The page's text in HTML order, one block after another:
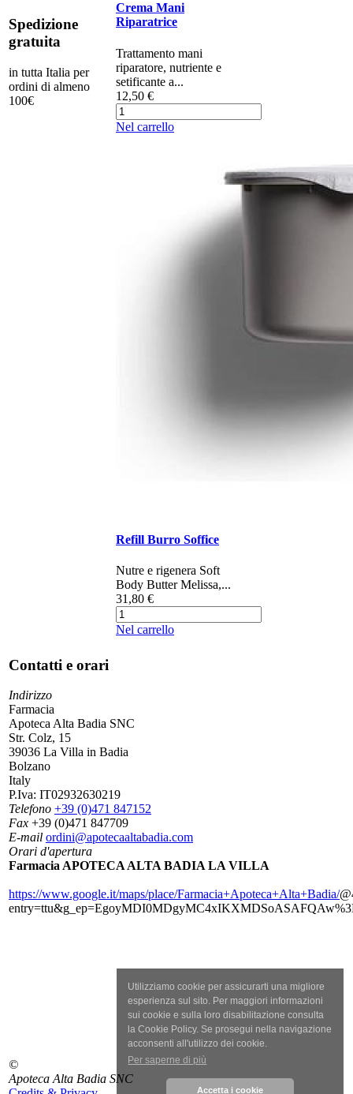
Utilizziamo cookie per assicurarti una migliore
esperienza sul sito. Per maggiori informazioni
sui cookie e sulla loro disabilitazione consulta
la Cookie Policy. Se prosegui nella navigazione
acconsenti all'utilizzo dei cookie.
Per saperne di più
Accetta i cookie
Spedizione
gratuita
in tutta Italia per
ordini di almeno
100€
Crema Mani
Riparatrice
Trattamento mani
riparatore, nutriente e
setificante a...
12,50 €
Nel carrello
Refill Burro Soffice
Nutre e rigenera Soft
Body Butter Melissa,...
31,80 €
Nel carrello
Contatti e orari
Indirizzo
Farmacia
Apoteca Alta Badia SNC
Str. Colz, 15
39036 La Villa in Badia
Bolzano
Italy
P.Iva: IT02932630219
Telefono +39 (0)471 847152
Fax +39 (0)471 847709
E-mail ordini@apotecaaltabadia.com
Orari d'apertura
Farmacia APOTECA ALTA BADIA LA VILLA
https://www.google.it/maps/place/Farmacia+Apoteca+Alta+Badia/
©
Apoteca Alta Badia SNC